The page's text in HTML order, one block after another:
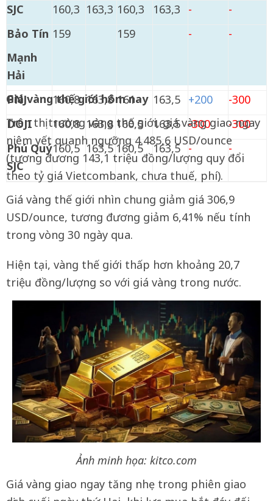
SJC
160,3 163,3 160,3 163,3 -
-
Bảo Tín
Mạnh
Hải
159 159 - -
PNJ 160,8 163,8 161 163,5 +200
-300
DOJI
160,8 163,8 160,5 163,5 -300
-300
Phú Quý
SJC
160,5 163,5160,5 163,5 - -
Giá vàng thế giới hôm nay
Trên thị trường vàng thế giới, giá vàng giao ngay
niêm yết quanh ngưỡng 4.485,6 USD/ounce
(tương đương 143,1 triệu đồng/lượng quy đổi
theo tỷ giá Vietcombank, chưa thuế, phí).
Giá vàng thế giới nhìn chung giảm giá 306,9
USD/ounce, tương đương giảm 6,41% nếu tính
trong vòng 30 ngày qua.
Hiện tại, vàng thế giới thấp hơn khoảng 20,7
triệu đồng/lượng so với giá vàng trong nước.
Ảnh minh họa: kitco.com
Giá vàng giao ngay tăng nhẹ trong phiên giao